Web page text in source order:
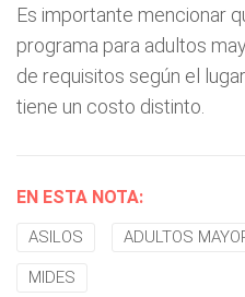
Es importante mencionar
programa para adultos
de requisitos según el
tiene un costo distinto.
EN ESTA NOTA:
ASILOS ADULTOS
MIDES